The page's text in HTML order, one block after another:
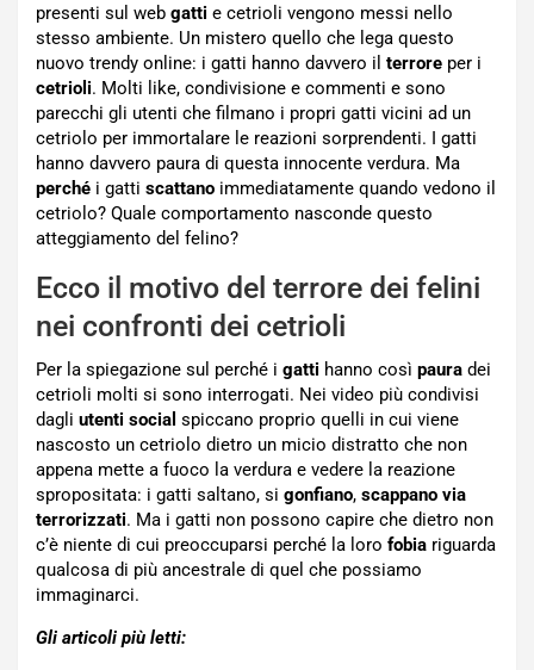
presenti sul web gatti e cetrioli vengono messi nello
stesso ambiente. Un mistero quello che lega questo
nuovo trendy online: i gatti hanno davvero il terrore per i
cetrioli. Molti like, condivisione e commenti e sono
parecchi gli utenti che filmano i propri gatti vicini ad un
cetriolo per immortalare le reazioni sorprendenti. I gatti
hanno davvero paura di questa innocente verdura. Ma
perché i gatti scattano immediatamente quando vedono il
cetriolo? Quale comportamento nasconde questo
atteggiamento del felino?
Ecco il motivo del terrore dei felini
nei confronti dei cetrioli
Per la spiegazione sul perché i gatti hanno così paura dei
cetrioli molti si sono interrogati. Nei video più condivisi
dagli utenti social spiccano proprio quelli in cui viene
nascosto un cetriolo dietro un micio distratto che non
appena mette a fuoco la verdura e vedere la reazione
spropositata: i gatti saltano, si gonfiano, scappano via
terrorizzati. Ma i gatti non possono capire che dietro non
c’è niente di cui preoccuparsi perché la loro fobia riguarda
qualcosa di più ancestrale di quel che possiamo
immaginarci.
Gli articoli più letti: